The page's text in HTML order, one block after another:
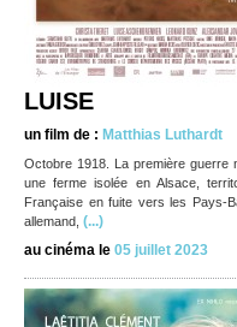
LUISE
un film de : Matthias Luthardt
Octobre 1918. La première guerre
une ferme isolée en Alsace,
Française en fuite vers les Pays-
allemand, (...)
au cinéma le 05 juillet 2023